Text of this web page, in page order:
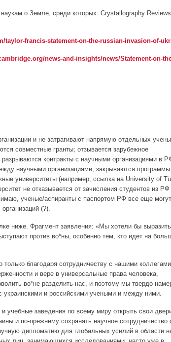
о Земле, среди которых: Crystallography
francis-statement-on-the-russian-invasion-of-
news-and-insights/news/Statement-on-
и не затрагивают напрямую отдельных
совместные гранты; отзывается зарубежное
контракты с научными организациями в
научными организациями; закрываются программы
университеты (например, ссылка на University of
не отказывается от зачисления студентов из РФ
ученые/аспиранты с паспортом РФ все еще могут
(?).
ниже. Фрагмент заявления: «Мы хотели бы
против во*ны, особенно тем, кто идет на
благодаря сотрудничеству с нашими
и вере в универсальные права человека,
во*не разделить нас, и поэтому мы твердо
украинскими и российскими учеными и между ними.
учебные заведения по всему миру открыть свои
и по-прежнему сохранять научное сотрудничество
дипломатию для глобальных усилий в области